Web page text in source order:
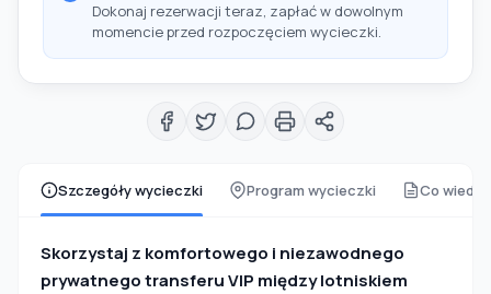
Szczegóły wycieczki Program wycieczki Co
Skorzystaj z komfortowego i niezawodnego
prywatnego transferu VIP między lotniskiem
Dokonaj rezerwacji teraz, zapłać w dowolnym
momencie przed rozpoczęciem wycieczki.